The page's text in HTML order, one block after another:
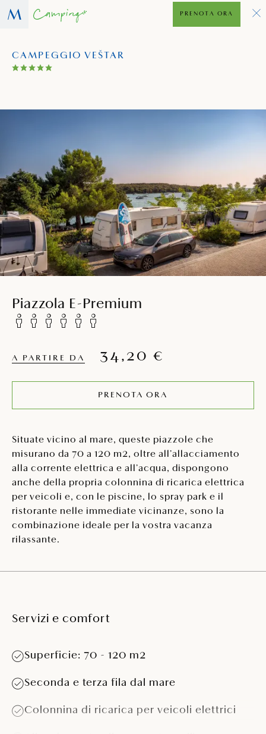
CAMPEGGIO VEŠTAR
PRENOTA ORA
Piazzola E-Premium
A PARTIRE DA 34,20 €
PRENOTA ORA
Situate vicino al mare, queste piazzole che
misurano da 70 a 120 m2, oltre all’allacciamento
alla corrente elettrica e all’acqua, dispongono
anche della propria colonnina di ricarica elettrica
per veicoli e, con le piscine, lo spray park e il
ristorante nelle immediate vicinanze, sono la
combinazione ideale per la vostra vacanza
rilassante.
Servizi e comfort
Superficie: 70 - 120 m2
Seconda e terza fila dal mare
Colonnina di ricarica per veicoli elettrici